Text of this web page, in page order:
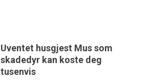
Uventet husgjest Mus som
skadedyr kan koste deg
tusenvis